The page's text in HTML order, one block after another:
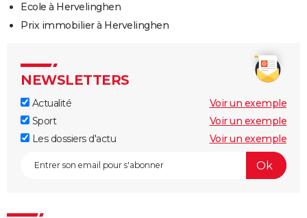
Ecole à Hervelinghen
Prix immobilier à Hervelinghen
NEWSLETTERS
Actualité
Voir un exemple
Sport
Voir un exemple
Les dossiers d'actu
Voir un exemple